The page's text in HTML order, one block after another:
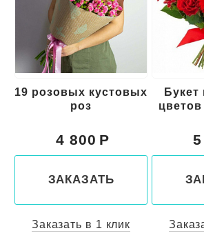
19 розовых кустовых
роз
4 800
ЗАКАЗАТЬ
Заказать в 1 клик
Букет